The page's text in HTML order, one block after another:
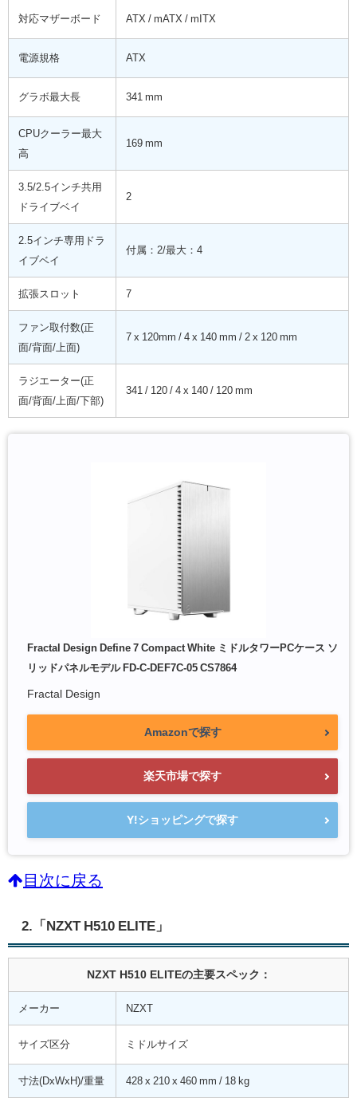
対応マザーボード ATX / mATX / mITX
電源規格 ATX
グラボ最大長 341 mm
CPUクーラー最大
高
169 mm
3.5/2.5インチ共用
ドライブベイ
2
2.5インチ専用ドラ
イブベイ
付属：2/最大：4
拡張スロット 7
ファン取付数(正
面/背面/上面)
7 x 120mm / 4 x 140 mm / 2 x 120 mm
ラジエーター(正
面/背面/上面/下部)
341 / 120 / 4 x 140 / 120 mm
Fractal Design Define 7 Compact White ミドルタワーPCケース ソ
リッドパネルモデル FD-C-DEF7C-05 CS7864
Fractal Design
Amazonで探す
楽天市場で探す
Y!ショッピングで探す
目次に戻る
2.「NZXT H510 ELITE」
NZXT H510 ELITEの主要スペック：
メーカー NZXT
サイズ区分 ミドルサイズ
寸法(DxWxH)/重量 428 x 210 x 460 mm / 18 kg